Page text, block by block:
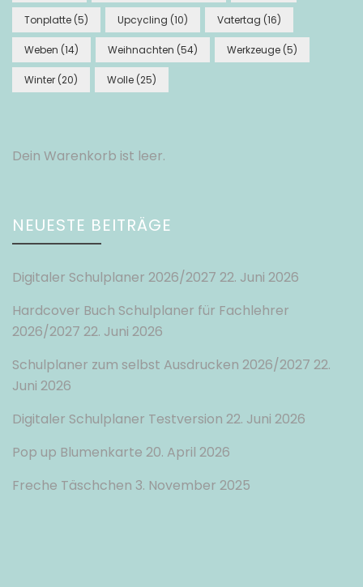
Tonplatte (5) Upcycling (10) Vatertag (16)
Weben (14) Weihnachten (54) Werkzeuge (5)
Winter (20) Wolle (25)
Dein Warenkorb ist leer.
NEUESTE BEITRÄGE
Digitaler Schulplaner 2026/2027 22. Juni 2026
Hardcover Buch Schulplaner für Fachlehrer
2026/2027 22. Juni 2026
Schulplaner zum selbst Ausdrucken 2026/2027 22.
Juni 2026
Digitaler Schulplaner Testversion 22. Juni 2026
Pop up Blumenkarte 20. April 2026
Freche Täschchen 3. November 2025